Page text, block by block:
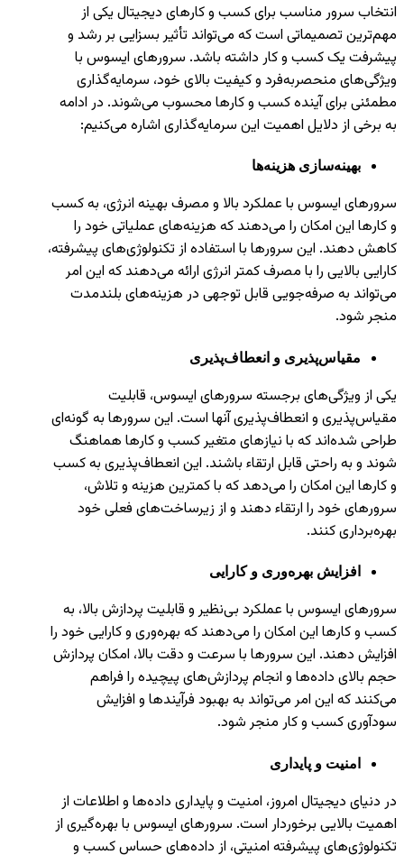
انتخاب سرور مناسب برای کسب و کارهای دیجیتال یکی از
مهم‌ترین تصمیماتی است که می‌تواند تأثیر بسزایی بر رشد و
پیشرفت یک کسب و کار داشته باشد. سرورهای ایسوس با
ویژگی‌های منحصربه‌فرد و کیفیت بالای خود، سرمایه‌گذاری
مطمئنی برای آینده کسب و کارها محسوب می‌شوند. در ادامه
به برخی از دلایل اهمیت این سرمایه‌گذاری اشاره می‌کنیم:
بهینه‌سازی هزینه‌ها
سرورهای ایسوس با عملکرد بالا و مصرف بهینه انرژی، به کسب
و کارها این امکان را می‌دهند که هزینه‌های عملیاتی خود را
کاهش دهند. این سرورها با استفاده از تکنولوژی‌های پیشرفته،
کارایی بالایی را با مصرف کمتر انرژی ارائه می‌دهند که این امر
می‌تواند به صرفه‌جویی قابل توجهی در هزینه‌های بلندمدت
منجر شود.
مقیاس‌پذیری و انعطاف‌پذیری
یکی از ویژگی‌های برجسته سرورهای ایسوس، قابلیت
مقیاس‌پذیری و انعطاف‌پذیری آنها است. این سرورها به گونه‌ای
طراحی شده‌اند که با نیازهای متغیر کسب و کارها هماهنگ
شوند و به راحتی قابل ارتقاء باشند. این انعطاف‌پذیری به کسب
و کارها این امکان را می‌دهد که با کمترین هزینه و تلاش،
سرورهای خود را ارتقاء دهند و از زیرساخت‌های فعلی خود
بهره‌برداری کنند.
افزایش بهره‌وری و کارایی
سرورهای ایسوس با عملکرد بی‌نظیر و قابلیت پردازش بالا، به
کسب و کارها این امکان را می‌دهند که بهره‌وری و کارایی خود را
افزایش دهند. این سرورها با سرعت و دقت بالا، امکان پردازش
حجم بالای داده‌ها و انجام پردازش‌های پیچیده را فراهم
می‌کنند که این امر می‌تواند به بهبود فرآیندها و افزایش
سودآوری کسب و کار منجر شود.
امنیت و پایداری
در دنیای دیجیتال امروز، امنیت و پایداری داده‌ها و اطلاعات از
اهمیت بالایی برخوردار است. سرورهای ایسوس با بهره‌گیری از
تکنولوژی‌های پیشرفته امنیتی، از داده‌های حساس کسب و